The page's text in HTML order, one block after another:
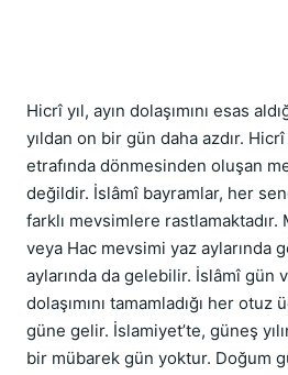
Hicrî yıl, ayın dolaşımını esas
yıldan on bir gün daha azdır.
etrafında dönmesinden oluşan
değildir. İslâmî bayramlar, her
farklı mevsimlere rastlamaktadır.
veya Hac mevsimi yaz aylarında
aylarında da gelebilir. İslâmî gün
dolaşımını tamamladığı her otuz
güne gelir. İslamiyet’te, güneş
bir mübarek gün yoktur. Doğum